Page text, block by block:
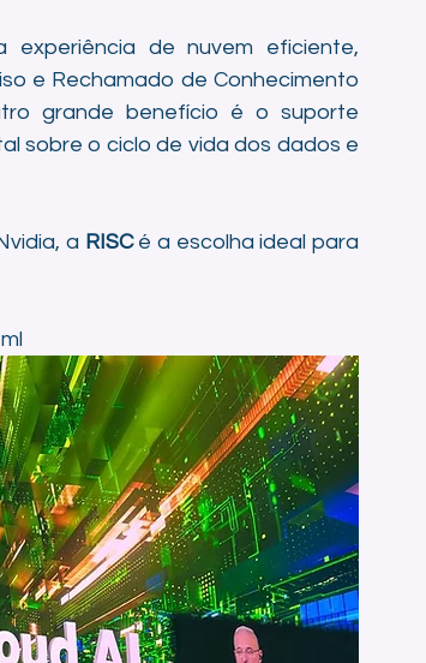
experiência de nuvem eficiente,
e Rechamado de Conhecimento
grande benefício é o suporte
sobre o ciclo de vida dos dados e
a RISC é a escolha ideal para